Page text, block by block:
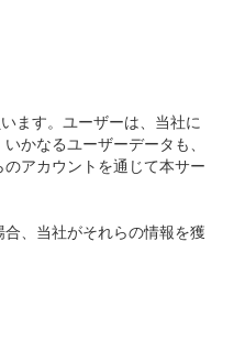
ます。ユーザーは、当社に
かなるユーザーデータも、
アカウントを通じて本サー
、当社がそれらの情報を獲